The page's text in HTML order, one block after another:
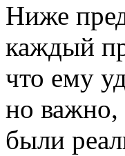
Ниже
каждый
что ему
но важно,
были